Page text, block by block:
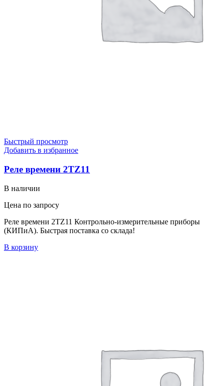
Быстрый просмотр
Добавить в избранное
Реле времени 2TZ11
В наличии
Цена по запросу
Реле времени 2TZ11 Контрольно-измерительные приборы
(КИПиА). Быстрая поставка со склада!
В корзину